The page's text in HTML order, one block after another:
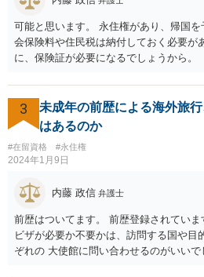
可能と思います。 永住権があり、帰国
会保険料や住民税は納付しておく必要が
に、保険証が必要になるでしょうから。
3
未成年の前歴による海外旅
はあるのか
#在留資格 #永住権
2024年1月9日
内藤 政信 弁護士
前歴はついてます。 前歴登録されていま
ビザが必要か不要かは、訪問する国や目
ぞれの 大使館に問い合わせるのがいいで